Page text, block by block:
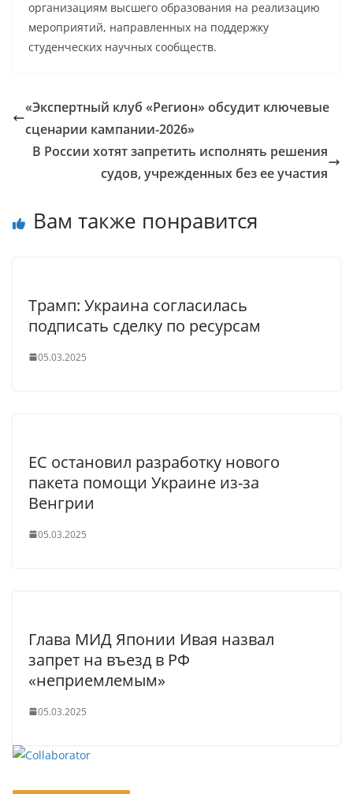
организациям высшего образования на реализацию
мероприятий, направленных на поддержку
студенческих научных сообществ.
«Экспертный клуб «Регион» обсудит ключевые
сценарии кампании-2026»
В России хотят запретить исполнять решения
судов, учрежденных без ее участия
Вам также понравится
Трамп: Украина согласилась
подписать сделку по ресурсам
05.03.2025
ЕС остановил разработку нового
пакета помощи Украине из-за
Венгрии
05.03.2025
Глава МИД Японии Ивая назвал
запрет на въезд в РФ
«неприемлемым»
05.03.2025